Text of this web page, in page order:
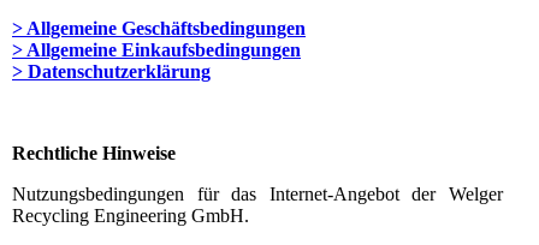
> Allgemeine Geschäftsbedingungen
> Allgemeine Einkaufsbedingungen
> Datenschutzerklärung
Rechtliche Hinweise
Nutzungsbedingungen für das Internet-Angebot der Welger
Recycling Engineering GmbH.